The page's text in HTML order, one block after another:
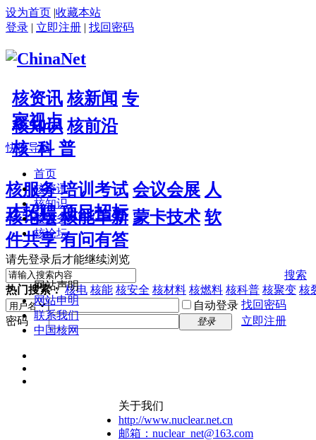
设为首页 |收藏本站
登录 | 立即注册 | 找回密码
核资讯 核新闻 专
家视点
核知识 核前沿
核 科 普
核服务 培训考试 会议会展 人
才招聘 项目招标
核论坛 核能革新 蒙卡技术 软
件共享 有问有答
搜索
热门搜索： 核电 核能 核安全 核材料 核燃料 核科普 核聚变 核
自动登录 找回密码
密码
登录 立即注册
快捷导航
首页
核资讯
核知识
核服务
核论坛
请先登录后才能继续浏览
网站声明
网站申明
联系我们
中国核网
关于我们
http://www.nuclear.net.cn
邮箱：nuclear_net@163.com